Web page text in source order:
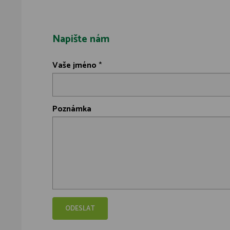
Napište nám
Vaše jméno *
Poznámka